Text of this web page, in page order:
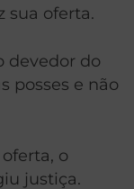
sua oferta.
devedor do
posses e não
o
justiça.